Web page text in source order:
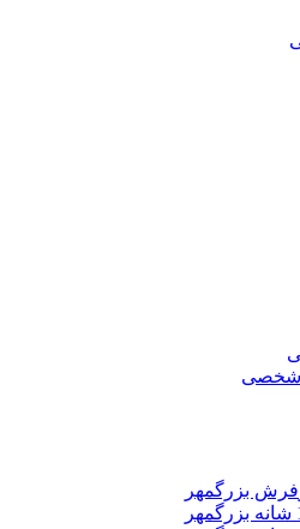
شخصی
فرش بزرگمهر